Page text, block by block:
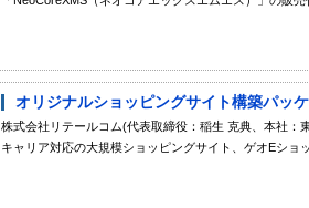
オリジナルショッピングサイト構築パッ
株式会社リテールコム(代表取締役：稲生 克典、本社：
キャリア対応の大規模ショッピングサイト、ゲオEショ